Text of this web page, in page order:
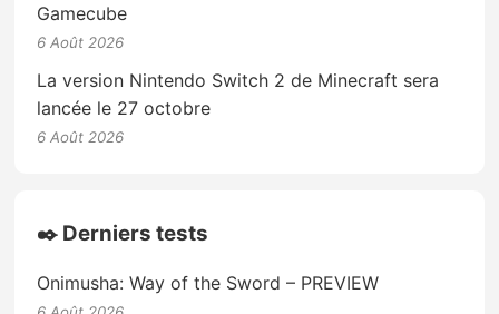
Gamecube
6 Août 2026
La version Nintendo Switch 2 de Minecraft sera
lancée le 27 octobre
6 Août 2026
✒️ Derniers tests
Onimusha: Way of the Sword – PREVIEW